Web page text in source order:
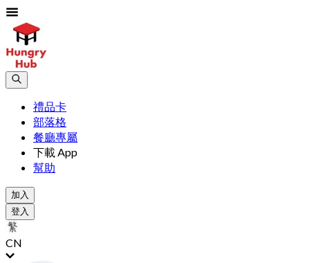
禮品卡
部落格
餐廳專屬
下載 App
幫助
加入
登入
CN